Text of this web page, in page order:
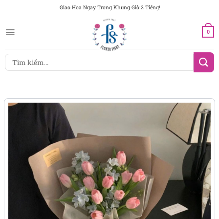
dung
Giao Hoa Ngay Trong Khung Giờ 2 Tiếng!
0
Tìm
kiếm: